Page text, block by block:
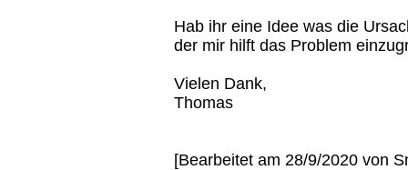
Hab ihr eine Idee was die
der mir hilft das Problem
Vielen Dank,
Thomas
[Bearbeitet am 28/9/2020 von